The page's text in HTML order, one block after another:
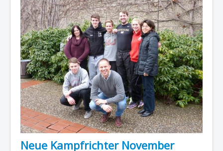
Neue Kampfrichter November